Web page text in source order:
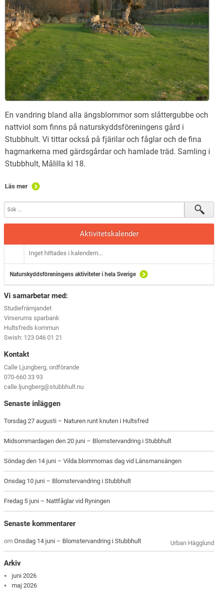
En vandring bland alla ängsblommor som slåttergubbe och
nattviol som finns på naturskyddsföreningens gård i
Stubbhult. Vi tittar också på fjärilar och fåglar och de fina
hagmarkerna med gärdsgårdar och hamlade träd. Samling i
Stubbhult, Målilla kl 18.
Läs mer
Aktivitetskalender
Inget hittades i kalendern...
Naturskyddsföreningens aktiviteter i hela Sverige
Vi samarbetar med:
Studiefrämjandet
Virserums sparbank
Hultsfreds kommun
Swish: 123 046 01 21
Kontakt
Calle Ljungberg, ordförande
070-660 33 93
calle.ljungberg@stubbhult.nu
Senaste inläggen
Torsdag 27 augusti – Naturen runt knuten i Hultsfred
Midsommardagen den 20 juni – Blomstervandring i Stubbhult
Söndag den 14 juni – Vilda blommornas dag vid Länsmansängen
Onsdag 10 juni – Blomstervandring i Stubbhult
Fredag 5 juni – Nattfåglar vid Ryningen
Senaste kommentarer
Urban Hägglund
omOnsdag 14 juni – Blomstervandring i Stubbhult
Arkiv
juni 2026
maj 2026